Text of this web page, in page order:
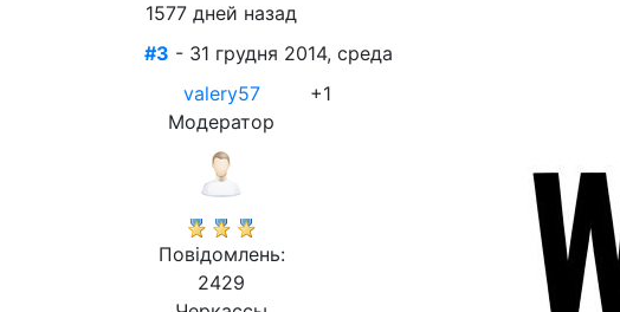
1577 дней назад
#3 - 31 грудня 2014, среда
valery57
Модератор
Повідомлень:
2429
+1